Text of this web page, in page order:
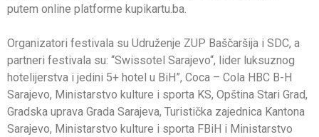
putem online platforme kupikartu.ba.
Organizatori festivala su Udruženje ZUP Baščaršija i SDC, a
partneri festivala su: “Swissotel Sarajevo“, lider luksuznog
hotelijerstva i jedini 5+ hotel u BiH”, Coca – Cola HBC B-H
Sarajevo, Ministarstvo kulture i sporta KS, Opština Stari Grad,
Gradska uprava Grada Sarajeva, Turistička zajednica Kantona
Sarajevo, Ministarstvo kulture i sporta FBiH i Ministarstvo